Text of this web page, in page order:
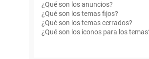
¿Qué son los anuncios?
¿Qué son los temas fijos?
¿Qué son los temas cerrados?
¿Qué son los iconos para los